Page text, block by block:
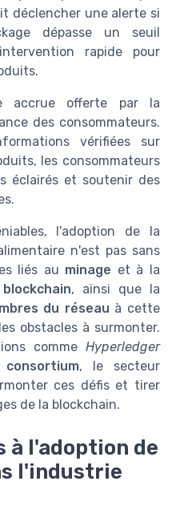
déclencher une alerte si
dépasse un seuil
rapide pour
accrue offerte par la
des consommateurs.
vérifiées sur
les consommateurs
éclairés et soutenir des
l'adoption de la
n'est pas sans
liés au minage et à la
, ainsi que la
du réseau à cette
obstacles à surmonter.
comme Hyperledger
consortium, le secteur
ces défis et tirer
de la blockchain.
à l'adoption de
l'industrie